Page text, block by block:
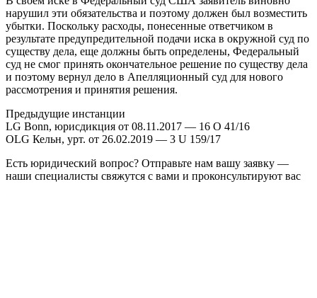
нарушил эти обязательства и поэтому должен был возместить
убытки. Поскольку расходы, понесенные ответчиком в
результате предупредительной подачи иска в окружной суд по
существу дела, еще должны быть определены, Федеральный
суд не смог принять окончательное решение по существу дела
и поэтому вернул дело в Апелляционный суд для нового
рассмотрения и принятия решения.
Предыдущие инстанции
LG Bonn, юрисдикция от 08.11.2017 — 16 O 41/16
OLG Кельн, урт. от 26.02.2019 — 3 U 159/17
Есть юридический вопрос? Отправьте нам вашу заявку —
наши специалисты свяжутся с вами и проконсультируют вас